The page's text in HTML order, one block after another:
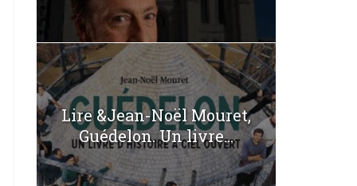
Lire &Jean-Noël Mouret,
Guédelon. Un livre...